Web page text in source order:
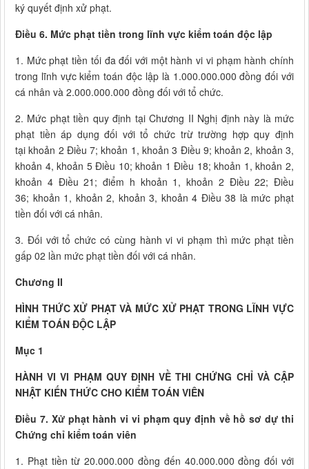
ký quyết định xử phạt.
Điều 6. Mức phạt tiền trong lĩnh vực kiểm toán độc lập
1. Mức phạt tiền tối đa đối với một hành vi vi phạm hành chính
trong lĩnh vực kiểm toán độc lập là 1.000.000.000 đồng đối với
cá nhân và 2.000.000.000 đồng đối với tổ chức.
2. Mức phạt tiền quy định tại Chương II Nghị định này là mức
phạt tiền áp dụng đối với tổ chức trừ trường hợp quy định
tại khoản 2 Điều 7; khoản 1, khoản 3 Điều 9; khoản 2, khoản 3,
khoản 4, khoản 5 Điều 10; khoản 1 Điều 18; khoản 1, khoản 2,
khoản 4 Điều 21; điểm h khoản 1, khoản 2 Điều 22; Điều
36; khoản 1, khoản 2, khoản 3, khoản 4 Điều 38 là mức phạt
tiền đối với cá nhân.
3. Đối với tổ chức có cùng hành vi vi phạm thì mức phạt tiền
gấp 02 lần mức phạt tiền đối với cá nhân.
Chương II
HÌNH THỨC XỬ PHẠT VÀ MỨC XỬ PHẠT TRONG LĨNH VỰC
KIỂM TOÁN ĐỘC LẬP
Mục 1
HÀNH VI VI PHẠM QUY ĐỊNH VỀ THI CHỨNG CHỈ VÀ CẬP
NHẬT KIẾN THỨC CHO KIỂM TOÁN VIÊN
Điều 7. Xử phạt hành vi vi phạm quy định về hồ sơ dự thi
Chứng chỉ kiểm toán viên
1. Phạt tiền từ 20.000.000 đồng đến 40.000.000 đồng đối với